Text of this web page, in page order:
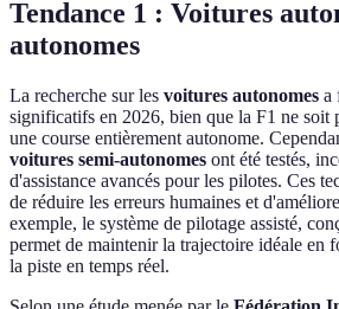
Tendance 1 : Voitures
autonomes
La recherche sur les voitures autonomes a
significatifs en 2026, bien que la F1 ne soit
une course entièrement autonome.
voitures semi-autonomes ont été testés,
d'assistance avancés pour les pilotes. Ces
de réduire les erreurs humaines et
exemple, le système de pilotage assisté,
permet de maintenir la trajectoire idéale en
la piste en temps réel.